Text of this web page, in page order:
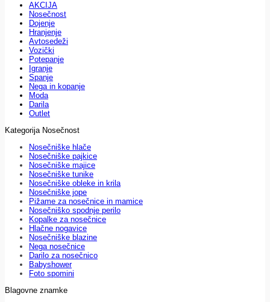
AKCIJA
Nosečnost
Dojenje
Hranjenje
Avtosedeži
Vozički
Potepanje
Igranje
Spanje
Nega in kopanje
Moda
Darila
Outlet
Kategorija Nosečnost
Nosečniške hlače
Nosečniške pajkice
Nosečniške majice
Nosečniške tunike
Nosečniške obleke in krila
Nosečniške jope
Pižame za nosečnice in mamice
Nosečniško spodnje perilo
Kopalke za nosečnice
Hlačne nogavice
Nosečniške blazine
Nega nosečnice
Darilo za nosečnico
Babyshower
Foto spomini
Blagovne znamke